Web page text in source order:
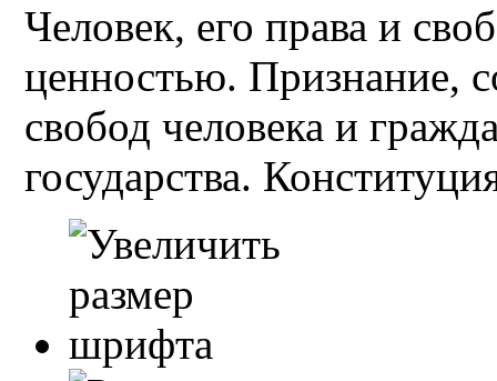
Человек, его права и
ценностью. Признание,
свобод человека и
государства.